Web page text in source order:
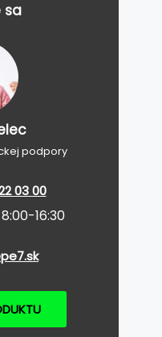
sa
podpory
03 00
16:30